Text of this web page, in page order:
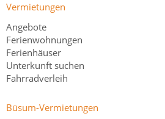
Vermietungen
Angebote
Ferienwohnungen
Ferienhäuser
Unterkunft suchen
Fahrradverleih
Büsum-Vermietungen